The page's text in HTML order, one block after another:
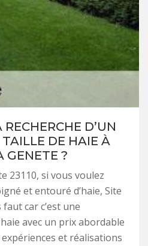
D’UN
DE HAIE À
GENETE ?
23110, si vous voulez
et entouré d’haie, Site
faut car c’est une
avec un prix abordable
et réalisations